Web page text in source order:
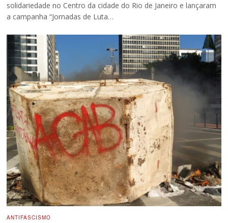
solidariedade no Centro da cidade do Rio de Janeiro e lançaram
a campanha “Jornadas de Luta…
ANTIFASCISMO